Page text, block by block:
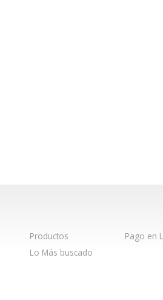
Productos
Lo Más buscado
Pago en